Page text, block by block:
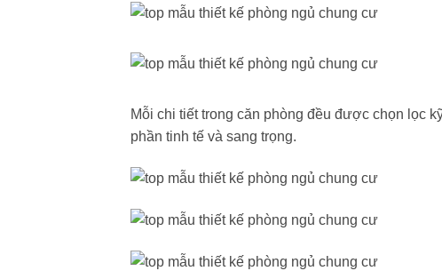
Mỗi chi tiết trong căn phòng đều được chọn lọc
phần tinh tế và sang trọng.